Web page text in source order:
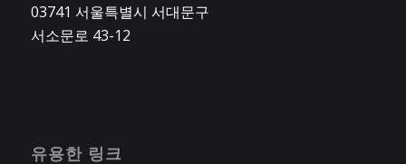
03741 서울특별시 서대문구
서소문로 43-12
유용한 링크